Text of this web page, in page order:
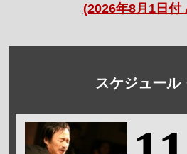
(2026年8月1日付
スケジュール